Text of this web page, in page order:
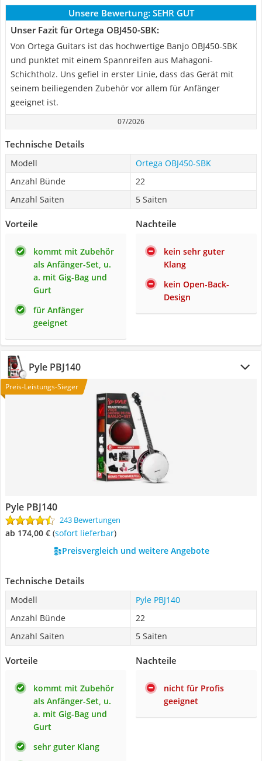
Unsere Bewertung: SEHR GUT
Unser Fazit für Ortega OBJ450-SBK:
Von Ortega Guitars ist das hochwertige Banjo OBJ450-SBK
und punktet mit einem Spannreifen aus Mahagoni-
Schichtholz. Uns gefiel in erster Linie, dass das Gerät mit
seinem beiliegenden Zubehör vor allem für Anfänger
geeignet ist.
07/2026
Technische Details
Modell
Ortega OBJ450-SBK
Anzahl Bünde
22
Anzahl Saiten
5 Saiten
Vorteile
kommt mit Zubehör
als Anfänger-Set, u.
a. mit Gig-Bag und
Gurt
für Anfänger
geeignet
Nachteile
kein sehr guter
Klang
kein Open-Back-
Design
Pyle PBJ140
Preis-Leistungs-Sieger
Pyle PBJ140
243 Bewertungen
ab 174,00 € ( Sofort lieferbar)
Preisvergleich und weitere Angebote
Technische Details
Modell
Pyle PBJ140
Anzahl Bünde
22
Anzahl Saiten
5 Saiten
Vorteile
kommt mit Zubehör
als Anfänger-Set, u.
a. mit Gig-Bag und
Gurt
sehr guter Klang
Nachteile
nicht für Profis
geeignet